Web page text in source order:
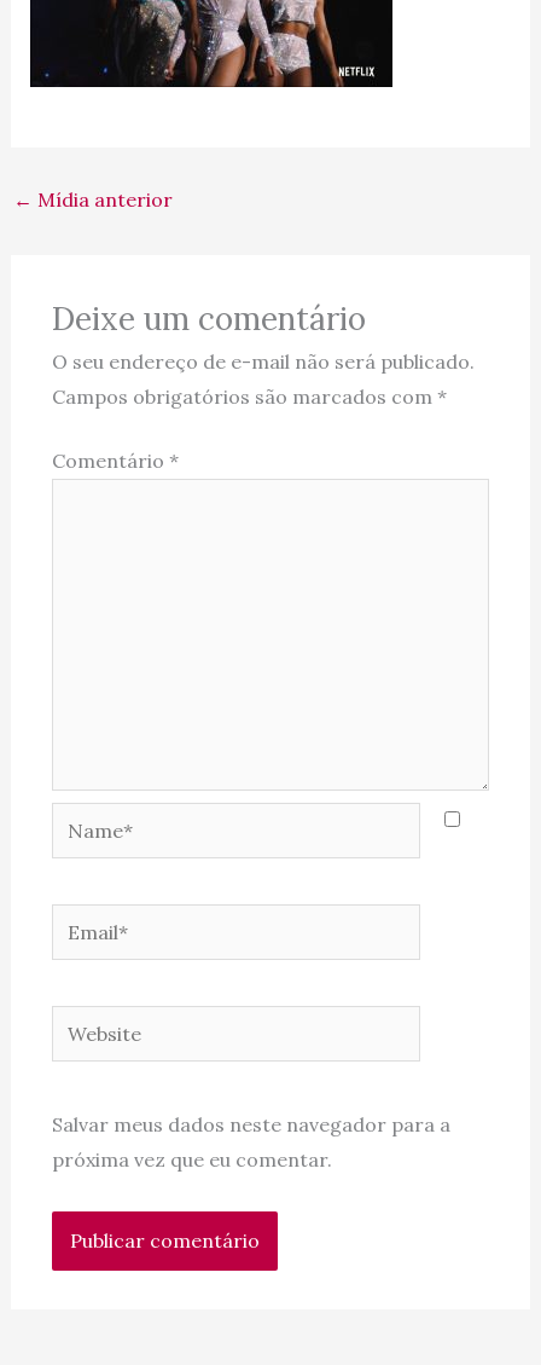
← Mídia anterior
Deixe um comentário
O seu endereço de e-mail não será publicado.
Campos obrigatórios são marcados com *
Comentário *
Name*
Email*
Website
Salvar meus dados neste navegador para a
próxima vez que eu comentar.